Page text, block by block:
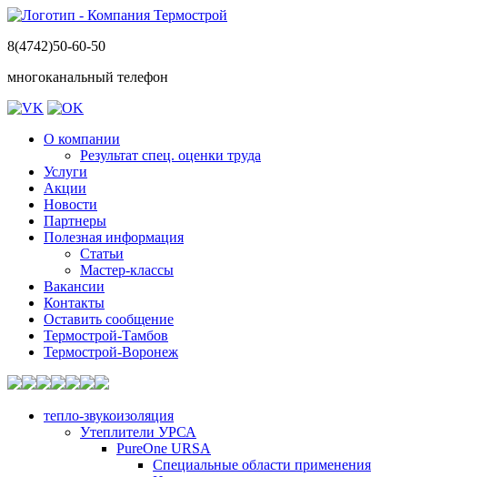
8(4742)50-60-50
многоканальный телефон
О компании
Результат спец. оценки труда
Услуги
Акции
Новости
Партнеры
Полезная информация
Статьи
Мастер-классы
Вакансии
Контакты
Оставить сообщение
Термострой-Тамбов
Термострой-Воронеж
тепло-звукоизоляция
Утеплители УРСА
PureOne URSA
Специальные области применения